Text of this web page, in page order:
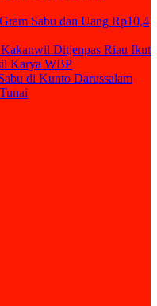
Sabu dan Uang Rp10,4
Kakanwil Ditjenpas Riau Ikut
Karya WBP
di Kunto Darussalam